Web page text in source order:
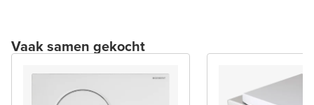
Vaak samen gekocht